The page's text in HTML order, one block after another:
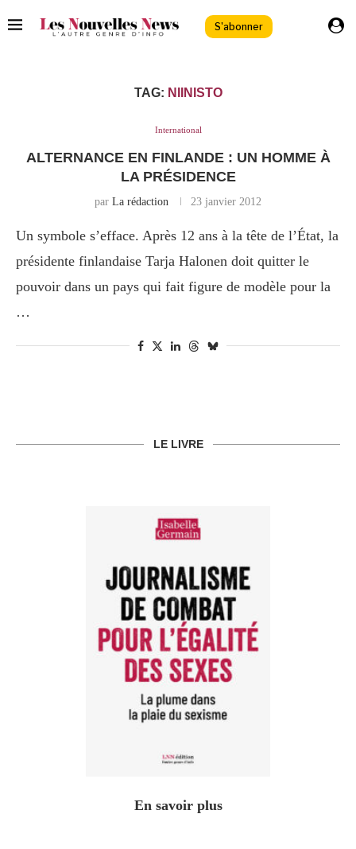
S'abonner
TAG: NIINISTO
International
ALTERNANCE EN FINLANDE : UN HOMME À
LA PRÉSIDENCE
par La rédaction 23 janvier 2012
Un symbole s’efface. Après 12 ans à la tête de l’État, la
présidente finlandaise Tarja Halonen doit quitter le
pouvoir dans un pays qui fait figure de modèle pour la
…
LE LIVRE
En savoir plus